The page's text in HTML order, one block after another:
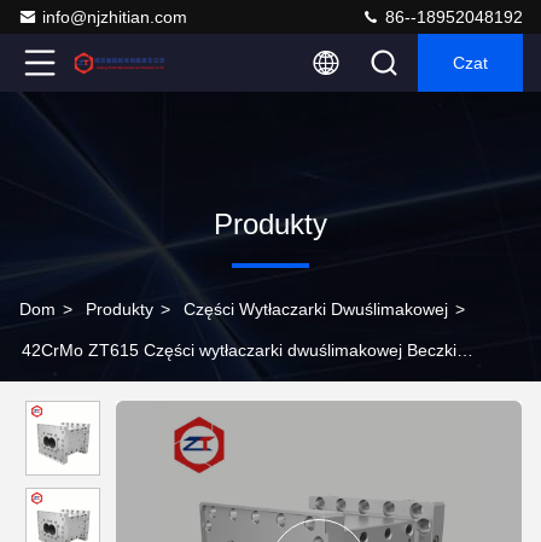
info@njzhitian.com 86--18952048192
Czat
Produkty
Dom > Produkty > Części Wytłaczarki Dwuślimakowej >
42CrMo ZT615 Części wytłaczarki dwuślimakowej Beczki
sztucznego